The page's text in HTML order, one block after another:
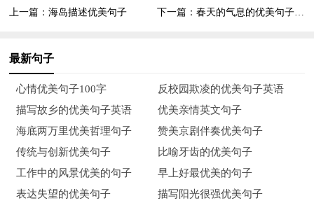
日夜思念的您的身边，我飞快地扑到您那温暖的怀抱里，当时，
妈妈啦，我又有妈妈啦!我吻着您的脸，请求您跟我一块儿回家
去，您流着泪，使劲儿地点了几下头。我们又拥抱在一起，我感
到我是世界上最幸福的人!
导语：人类进入二十一世纪这个科技奋飞的时代，我们要向高科
技进军，解决地球永远生存于太空这个问题。例如：除了世界性
的移民措施，向其它星球发展，以缓解地球上的能源危机和超负
荷的压力。下面是想象的好词好句好段，欢迎阅读！
上一篇：海岛描述优美句子 下一篇： 春天的气息的优美句子彩色
最新句子
心情优美句子100字
反校园欺凌的优美句子英语
描写故乡的优美句子英语
优美亲情英文句子
海底两万里优美哲理句子
赞美京剧伴奏优美句子
传统与创新优美句子
比喻牙齿的优美句子
工作中的风景优美的句子
早上好最优美的句子
表达失望的优美句子
描写阳光很强优美句子